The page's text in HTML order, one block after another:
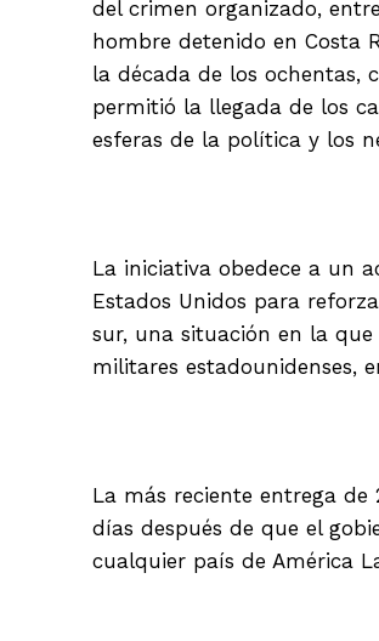
del crimen organizado,
hombre detenido en Costa
la década de los ochentas,
permitió la llegada de los
esferas de la política y los
La iniciativa obedece a un
Estados Unidos para
sur, una situación en la
militares estadounidenses,
La más reciente entrega de
días después de que el
cualquier país de América